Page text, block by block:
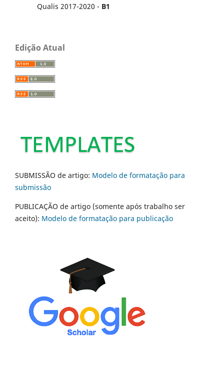
Qualis 2017-2020 - B1
Edição Atual
SUBMISSÃO de artigo: Modelo de formatação para
submissão
PUBLICAÇÃO de artigo (somente após trabalho ser
aceito): Modelo de formatação para publicação